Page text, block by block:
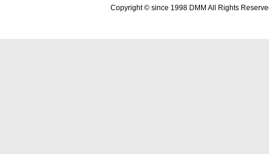
Copyright © since 1998 DMM All Rights